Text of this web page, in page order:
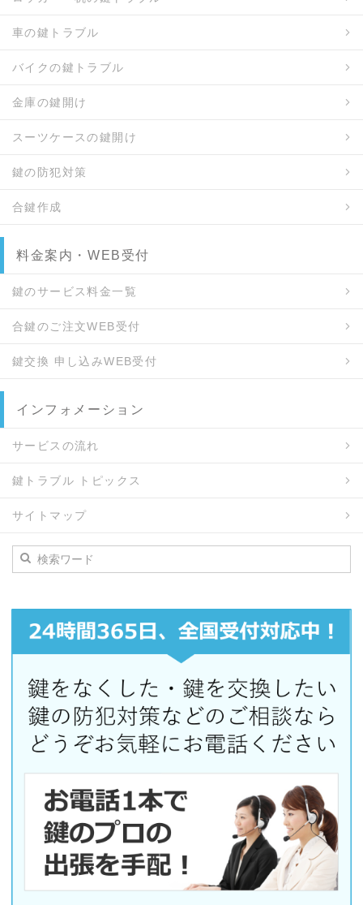
車の鍵トラブル
バイクの鍵トラブル
金庫の鍵開け
スーツケースの鍵開け
鍵の防犯対策
合鍵作成
料金案内・WEB受付
鍵のサービス料金一覧
合鍵のご注文WEB受付
鍵交換 申し込みWEB受付
インフォメーション
サービスの流れ
鍵トラブル トピックス
サイトマップ